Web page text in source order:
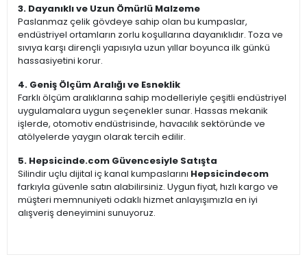
3. Dayanıklı ve Uzun Ömürlü Malzeme
Paslanmaz çelik gövdeye sahip olan bu kumpaslar,
endüstriyel ortamların zorlu koşullarına dayanıklıdır. Toza ve
sıvıya karşı dirençli yapısıyla uzun yıllar boyunca ilk günkü
hassasiyetini korur.
4. Geniş Ölçüm Aralığı ve Esneklik
Farklı ölçüm aralıklarına sahip modelleriyle çeşitli endüstriyel
uygulamalara uygun seçenekler sunar. Hassas mekanik
işlerde, otomotiv endüstrisinde, havacılık sektöründe ve
atölyelerde yaygın olarak tercih edilir.
5. Hepsicinde.com Güvencesiyle Satışta
Silindir uçlu dijital iç kanal kumpaslarını Hepsicindecom
farkıyla güvenle satın alabilirsiniz. Uygun fiyat, hızlı kargo ve
müşteri memnuniyeti odaklı hizmet anlayışımızla en iyi
alışveriş deneyimini sunuyoruz.